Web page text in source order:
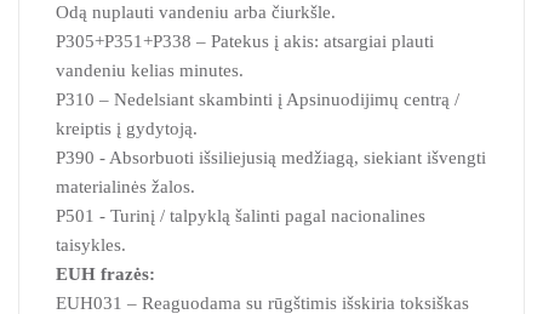
Odą nuplauti vandeniu arba čiurkšle.
P305+P351+P338 – Patekus į akis: atsargiai plauti
vandeniu kelias minutes.
P310 – Nedelsiant skambinti į Apsinuodijimų centrą /
kreiptis į gydytoją.
P390 - Absorbuoti išsiliejusią medžiagą, siekiant išvengti
materialinės žalos.
P501 - Turinį / talpyklą šalinti pagal nacionalines
taisykles.
EUH frazės:
EUH031 – Reaguodama su rūgštimis išskiria toksiškas